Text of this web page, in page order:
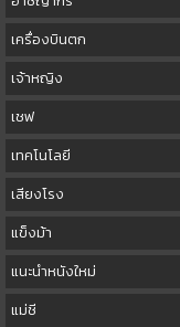
เครื่องบินตก
เจ้าหญิง
เชฟ
เทคโนโลยี
เสียงโรง
แข็งม้า
แนะนำหนังใหม่
แม่ชี